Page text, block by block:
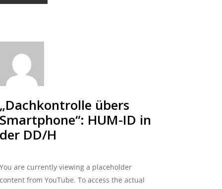
„Dachkontrolle übers
Smartphone“: HUM-ID in
der DD/H
You are currently viewing a placeholder
content from YouTube. To access the actual